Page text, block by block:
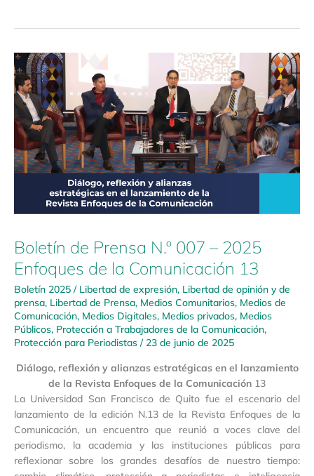
Boletín de Prensa N.º 007 – 2025
Enfoques de la Comunicación 13
Boletín 2025 / Libertad de expresión, Libertad de opinión y de
prensa, Libertad de Prensa, Medios Comunitarios, Medios de
Comunicación, Medios Digitales, Medios privados, Medios
Públicos, Protección a Trabajadores de la Comunicación,
Protección para Periodistas / 23 de junio de 2025
Diálogo, reflexión y alianzas estratégicas en el lanzamiento
de la Revista Enfoques de la Comunicación 13
La Universidad San Francisco de Quito fue el escenario del
lanzamiento de la edición N.13 de la Revista Enfoques de la
Comunicación, un encuentro que reunió a voces clave del
periodismo, la academia y las instituciones públicas para
reflexionar sobre los grandes desafíos de nuestro tiempo:
Boletín
de
Prensa
N.º
007
2025
Enfoques
Comunicación